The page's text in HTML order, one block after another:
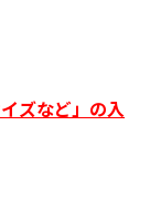
ズなど」の入